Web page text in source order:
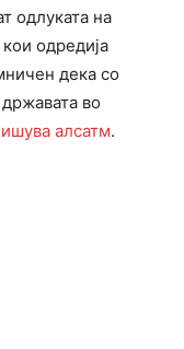
одлуката на
одредија
дека со
во
алсатм.